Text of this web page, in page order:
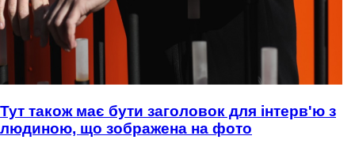
Тут також має бути заголовок для інтерв'ю з
людиною, що зображена на фото